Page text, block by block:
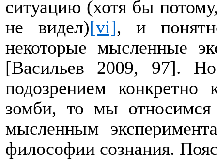
ситуацию (хотя бы
не видел)[vi], и
некоторые мысленные
[Васильев 2009, 97].
подозрением
зомби, то мы
мысленным
философии сознания.